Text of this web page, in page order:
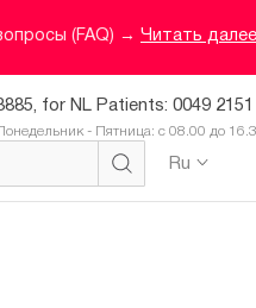
(FAQ) → Читать далее
for NL Patients: 0049
- Пятница: с 08.00 до
Ru